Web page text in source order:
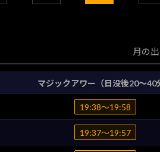
月の
マジックアワー（日没後20〜40
19:38〜19:58
19:37〜19:57